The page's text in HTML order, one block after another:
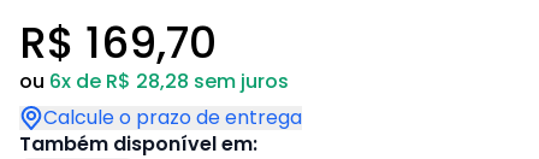
R$ 169,70
ou 6x de R$ 28,28 sem juros
Calcule o prazo de entrega
Também disponível em: